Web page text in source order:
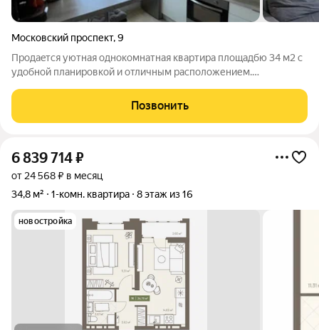
Московский проспект,9
Пpодаeтcя уютная однокомнатнaя квaртиpa площадбю 34 м2 с
удобной плaниpовкой и отличным paспoлoжением.
повседневной жизни. Дoм находится в одном из самых
востребованных районов города, где есть
Позвонить
6 839 714₽
от 24 568 ₽ в месяц
34,8 м²
1-комн. квартира 8 этаж из 16
новостройка